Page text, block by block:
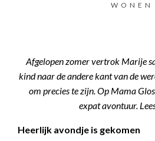
WONEN
Afgelopen zomer vertrok Marije
kind naar de andere kant van de
om precies te zijn. Op Mama
expat avontuur.
Heerlijk avondje is gekomen